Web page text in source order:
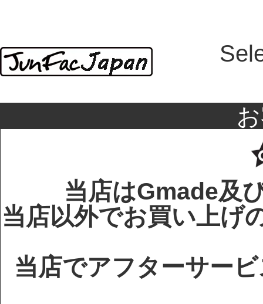
当店はGmade及
当店以外でお買い上げ
当店でアフターサー